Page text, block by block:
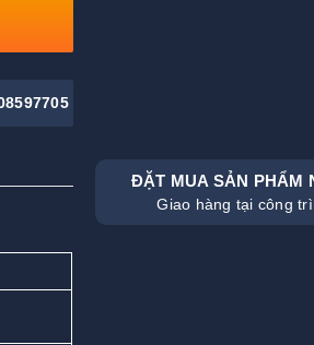
ĐẶT MUA SẢN PHẨM
Giao hàng tại công